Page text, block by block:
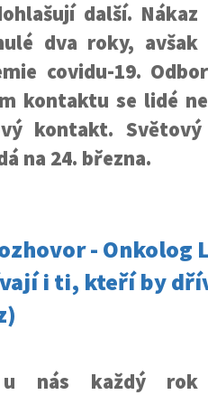
další. Nákaz
dva roky, avšak
covidu-19.
kontaktu se lidé
kontakt.
na 24. března.
- Onkolog
i ti, kteří by
u nás každý rok